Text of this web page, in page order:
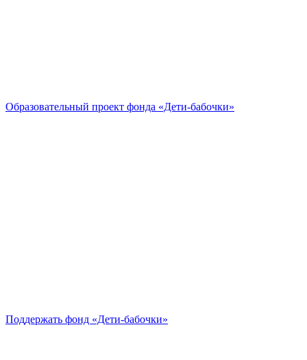
Образовательный проект фонда «Дети-бабочки»
Поддержать фонд «Дети-бабочки»